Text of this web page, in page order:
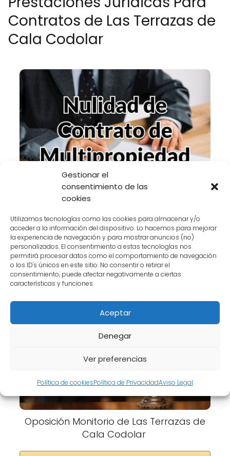
Gestionar el
consentimiento de las
cookies
Utilizamos tecnologías como las cookies para almacenar y/o
acceder a la información del dispositivo. Lo hacemos para mejorar
la experiencia de navegación y para mostrar anuncios (no)
personalizados. El consentimiento a estas tecnologías nos
permitirá procesar datos como el comportamiento de navegación
o los ID's únicos en este sitio. No consentir o retirar el
consentimiento, puede afectar negativamente a ciertas
características y funciones.
Aceptar
Denegar
Ver preferencias
Política de cookiesPolítica de PrivacidadAviso Legal
Contratos de Las Terrazas de
Cala Codolar
Terrazas de Cala Codolar
Anular Contrato De Multipropiedad
Las Terrazas de Cala Codolar
Oposición Monitorio de Las Terrazas de
Cala Codolar